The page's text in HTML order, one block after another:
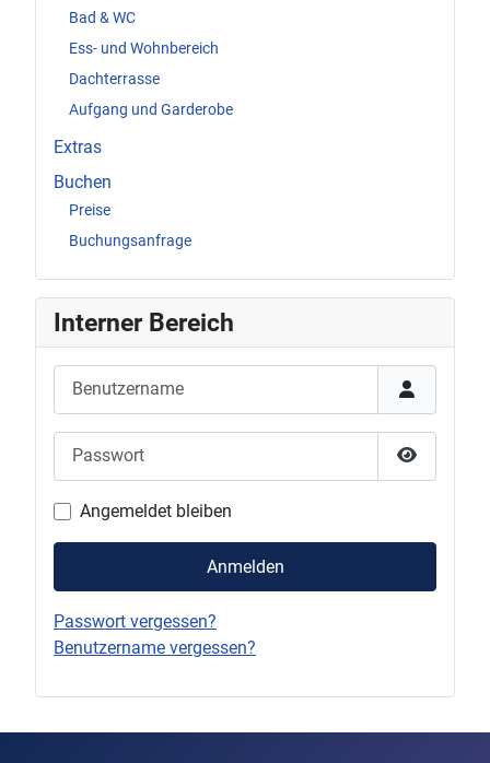
Bad & WC
Ess- und Wohnbereich
Dachterrasse
Aufgang und Garderobe
Extras
Buchen
Preise
Buchungsanfrage
Interner Bereich
Passwort
Passwort
Angemeldet bleiben
Anmelden
Passwort vergessen?
Benutzername vergessen?